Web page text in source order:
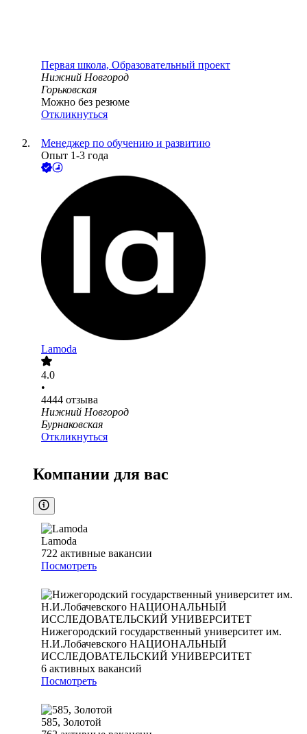
Первая школа, Образовательный проект
Нижний Новгород
Горьковская
Можно без резюме
Откликнуться
Менеджер по обучению и развитию
Опыт 1-3 года
Lamoda
4.0
•
4444 отзыва
Нижний Новгород
Бурнаковская
Откликнуться
Компании для вас
Lamoda
722 активные вакансии
Посмотреть
Нижегородский государственный университет им.
Н.И.Лобачевского НАЦИОНАЛЬНЫЙ
ИССЛЕДОВАТЕЛЬСКИЙ УНИВЕРСИТЕТ
6 активных вакансий
Посмотреть
585, Золотой